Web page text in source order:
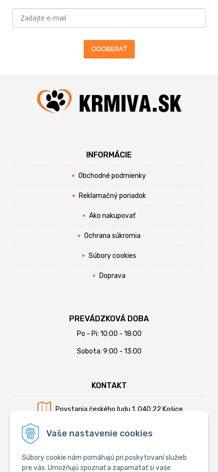
Vaše nastavenie cookies
Súbory cookie nám pomáhajú pri poskytovaní služieb
pre vás. Umožňujú spoznať a zapamätať si vaše
ODOBERAŤ
INFORMÁCIE
Obchodné podmienky
Reklamačný poriadok
Ako nakupovať
Ochrana súkromia
Súbory cookies
Doprava
PREVÁDZKOVÁ DOBA
Po - Pi: 10:00 - 18:00
Sobota: 9:00 - 13:00
KONTAKT
Povstania českého ľudu 1, 040 22 Košice
Mobil:+421 902 794 355
E-mail:info@krmiva.sk